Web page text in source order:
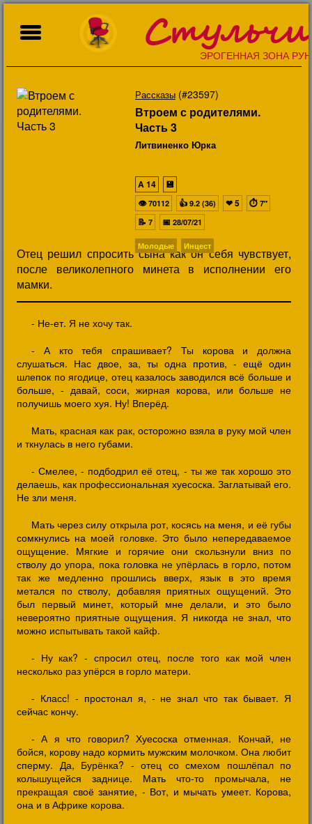
ЭРОГЕННАЯ ЗОНА
Рассказы (#23597)
Втроем с родителями.
Часть 3
Литвиненко Юрка
Отец решил спросить сына как он себя чувствует,
после великолепного минета в исполнении его
мамки.
A14
💾
👁70112 👍 9.2 (36) ❤5 ⏱ 7"
📝 7 📅 28/07/21
Молодые Инцест
- Не-ет. Я не хочу так.
- А кто тебя спрашивает? Ты корова и должна
слушаться. Нас двое, за, ты одна против, - ещё один
шлепок по ягодице, отец казалось заводился всё больше и
больше, - давай, соси, жирная корова, или больше не
получишь моего хуя. Ну! Вперёд.
Мать, красная как рак, осторожно взяла в руку мой член
и ткнулась в него губами.
- Смелее, - подбодрил её отец, - ты же так хорошо это
делаешь, как профессиональная хуесоска. Заглатывай его.
Не зли меня.
Мать через силу открыла рот, косясь на меня, и её губы
сомкнулись на моей головке. Это было непередаваемое
ощущение. Мягкие и горячие они скользнули вниз по
стволу до упора, пока головка не упёрлась в горло, потом
так же медленно прошлись вверх, язык в это время
метался по стволу, добавляя приятных ощущений. Это
был первый минет, который мне делали, и это было
невероятно приятные ощущения. Я никогда не знал, что
можно испытывать такой кайф.
- Ну как? - спросил отец, после того как мой член
несколько раз упёрся в горло матери.
- Класс! - простонал я, - не знал что так бывает. Я
сейчас кончу.
- А я что говорил? Хуесоска отменная. Кончай, не
бойся, корову надо кормить мужским молочком. Она любит
сперму. Да, Бурёнка? - отец со смехом пошлёпал по
колышущейся заднице. Мать что-то промычала, не
прекращая своё занятие, - Вот, и мычать умеет. Корова,
она и в Африке корова.